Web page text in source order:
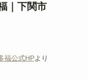
｜下関市
福公式HPより